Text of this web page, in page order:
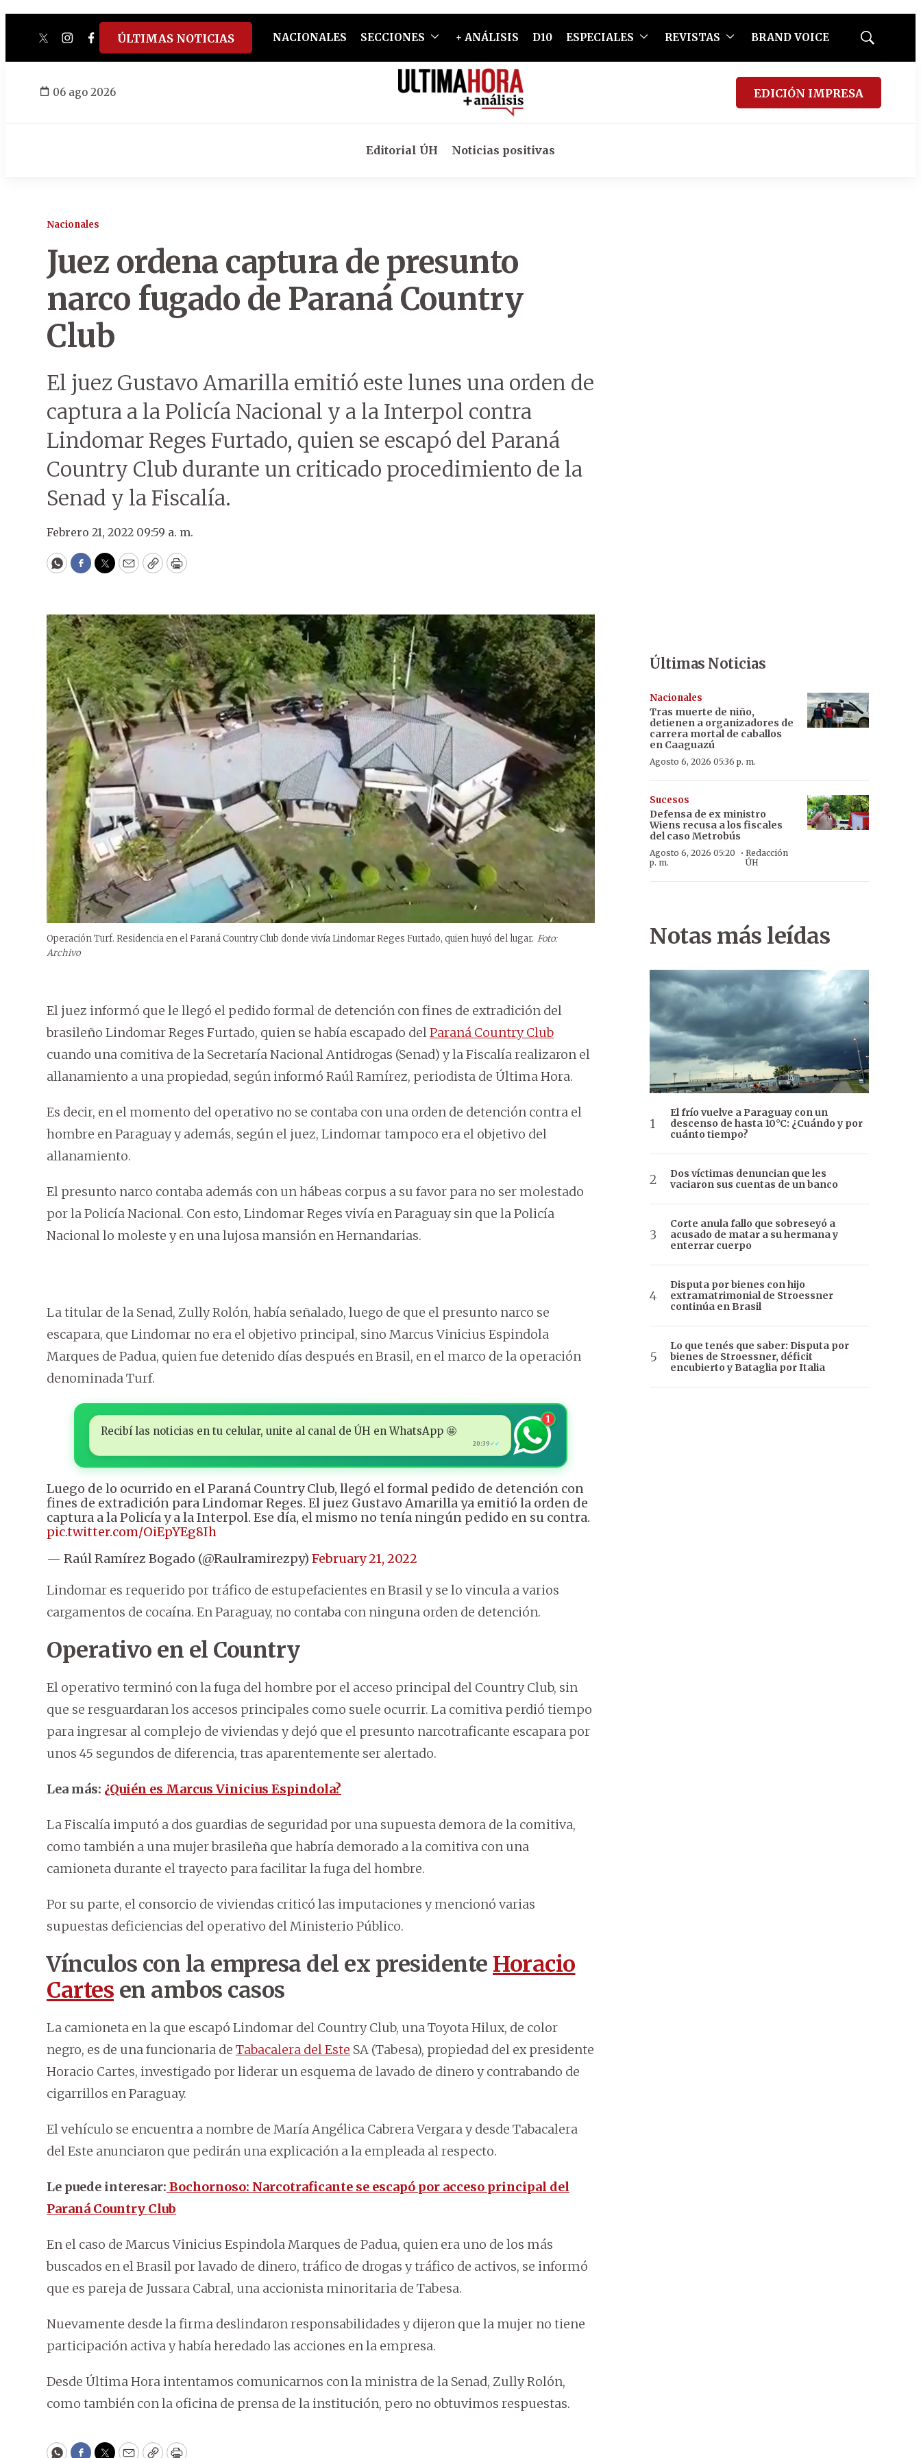
twitterinstagram
facebook
tiktokyoutube
spotify
ÚLTIMAS NOTICIAS NACIONALES SECCIONES + ANÁLISIS D10 ESPECIALES REVISTAS BRAND VOICE
Mostrar
06 ago 2026 EDICIÓN IMPRESA
Editorial ÚH Noticias positivas
Nacionales
Juez ordena captura de presunto
narco fugado de Paraná Country
Club
El juez Gustavo Amarilla emitió este lunes una orden de
captura a la Policía Nacional y a la Interpol contra
Lindomar Reges Furtado, quien se escapó del Paraná
Country Club durante un criticado procedimiento de la
Senad y la Fiscalía.
Febrero 21, 2022 09:59 a. m.
WhatsApp
Facebook
Twitter
EmailCopyPrint
Operación Turf. Residencia en el Paraná Country Club donde vivía Lindomar Reges Furtado, quien huyó del lugar. Foto:
Archivo
El juez informó que le llegó el pedido formal de detención con fines de extradición del
brasileño Lindomar Reges Furtado, quien se había escapado delParaná Country Club
cuando una comitiva de la Secretaría Nacional Antidrogas (Senad) y la Fiscalía realizaron el
allanamiento a una propiedad, según informó Raúl Ramírez, periodista de Última Hora.
Es decir, en el momento del operativo no se contaba con una orden de detención contra el
hombre en Paraguay y además, según el juez, Lindomar tampoco era el objetivo del
allanamiento.
El presunto narco contaba además con un hábeas corpus a su favor para no ser molestado
por la Policía Nacional. Con esto, Lindomar Reges vivía en Paraguay sin que la Policía
Nacional lo moleste y en una lujosa mansión en Hernandarias.
La titular de la Senad, Zully Rolón, había señalado, luego de que el presunto narco se
escapara, que Lindomar no era el objetivo principal, sino Marcus Vinicius Espindola
Marques de Padua, quien fue detenido días después en Brasil, en el marco de la operación
denominada Turf.
Recibí las noticias en tu celular, unite al canal de ÚH en WhatsApp 🤩
20:39 ✓✓
1
Luego de lo ocurrido en el Paraná Country Club, llegó el formal pedido de detención con
fines de extradición para Lindomar Reges. El juez Gustavo Amarilla ya emitió la orden de
captura a la Policía y a la Interpol. Ese día, el mismo no tenía ningún pedido en su contra.
pic.twitter.com/OiEpYEg8Ih
— Raúl Ramírez Bogado (@Raulramirezpy) February 21, 2022
Lindomar es requerido por tráfico de estupefacientes en Brasil y se lo vincula a varios
cargamentos de cocaína. En Paraguay, no contaba con ninguna orden de detención.
Operativo en el Country
El operativo terminó con la fuga del hombre por el acceso principal del Country Club, sin
que se resguardaran los accesos principales como suele ocurrir. La comitiva perdió tiempo
para ingresar al complejo de viviendas y dejó que el presunto narcotraficante escapara por
unos 45 segundos de diferencia, tras aparentemente ser alertado.
Lea más: ¿Quién es Marcus Vinicius Espindola?
La Fiscalía imputó a dos guardias de seguridad por una supuesta demora de la comitiva,
como también a una mujer brasileña que habría demorado a la comitiva con una
camioneta durante el trayecto para facilitar la fuga del hombre.
Por su parte, el consorcio de viviendas criticó las imputaciones y mencionó varias
supuestas deficiencias del operativo del Ministerio Público.
Vínculos con la empresa del ex presidente Horacio
Cartes en ambos casos
La camioneta en la que escapó Lindomar del Country Club, una Toyota Hilux, de color
negro, es de una funcionaria de Tabacalera del Este SA (Tabesa), propiedad del ex presidente
Horacio Cartes, investigado por liderar un esquema de lavado de dinero y contrabando de
cigarrillos en Paraguay.
El vehículo se encuentra a nombre de María Angélica Cabrera Vergara y desde Tabacalera
del Este anunciaron que pedirán una explicación a la empleada al respecto.
Le puede interesar: Bochornoso: Narcotraficante se escapó por acceso principal del
Paraná Country Club
En el caso de Marcus Vinicius Espindola Marques de Padua, quien era uno de los más
buscados en el Brasil por lavado de dinero, tráfico de drogas y tráfico de activos, se informó
que es pareja de Jussara Cabral, una accionista minoritaria de Tabesa.
Nuevamente desde la firma deslindaron responsabilidades y dijeron que la mujer no tiene
participación activa y había heredado las acciones en la empresa.
Desde Última Hora intentamos comunicarnos con la ministra de la Senad, Zully Rolón,
como también con la oficina de prensa de la institución, pero no obtuvimos respuestas.
Últimas Noticias
Nacionales
Tras muerte de niño,
detienen a organizadores de
carrera mortal de caballos
en Caaguazú
Agosto 6, 2026 05:36 p. m.
Sucesos
Defensa de ex ministro
Wiens recusa a los fiscales
del caso Metrobús
Agosto 6, 2026 05:20
p. m.
· Redacción
ÚH
Notas más leídas
El frío vuelve a Paraguay con un
descenso de hasta 10°C: ¿Cuándo y por
cuánto tiempo?
Dos víctimas denuncian que les
vaciaron sus cuentas de un banco
Corte anula fallo que sobreseyó a
acusado de matar a su hermana y
enterrar cuerpo
Disputa por bienes con hijo
extramatrimonial de Stroessner
continúa en Brasil
Lo que tenés que saber: Disputa por
bienes de Stroessner, déficit
encubierto y Bataglia por Italia